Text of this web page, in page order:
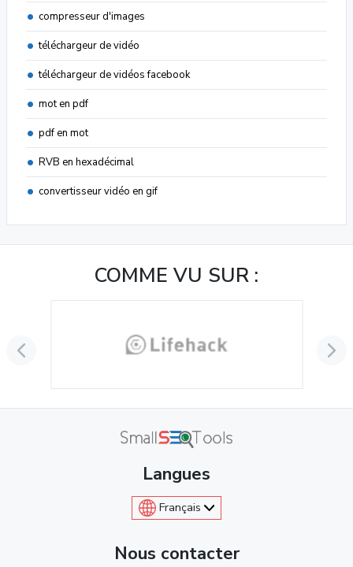
compresseur d'images
téléchargeur de vidéo
téléchargeur de vidéos facebook
mot en pdf
pdf en mot
RVB en hexadécimal
convertisseur vidéo en gif
COMME VU SUR :
Langues
Français
Nous contacter